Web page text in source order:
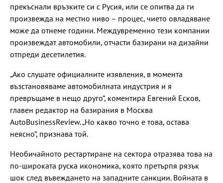
прекъснали връзките си с Русия, или се опитва да ги
произвежда на местно ниво – процес, чието овладяване
може да отнеме години. Междувременно тези компании
произвеждат автомобили, отчасти базирани на дизайни
отпреди десетилетия.
„Ако слушате официалните изявления, в момента
възстановяваме автомобилната индустрия и я
превръщаме в нещо друго“, коментира Евгений Есков,
главен редактор на базирания в Москва
AutoBusinessReview. „Но какво точно е това, остава
неясно“, признава той.
Необичайното рестартиране на сектора отразява това на
по-широката руска икономика, която претърпя рязък
шок след въвеждането на западните санкции. Войната в